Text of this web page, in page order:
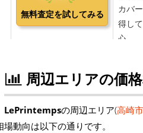
周辺エリアの価
LePrintempsの周辺エリア(高崎市
場動向は以下の通りです。